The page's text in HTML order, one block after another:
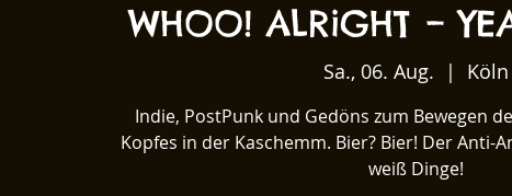
WHOO! ALRiGHT –
Sa., 06. Aug.
  |
Köln
Indie, PostPunk und Gedöns zum Bewegen
Kopfes in der Kaschemm. Bier? Bier! Der Anti-
weiß Dinge!